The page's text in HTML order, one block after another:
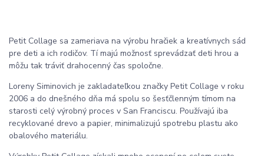
Petit Collage sa zameriava na výrobu hračiek a kreatívnych sád
pre deti a ich rodičov. Tí majú možnosť sprevádzať deti hrou a
môžu tak tráviť drahocenný čas spoločne.
Loreny Siminovich je zakladateľkou značky Petit Collage v roku
2006 a do dnešného dňa má spolu so šesťčlenným tímom na
starosti celý výrobný proces v San Franciscu. Používajú iba
recyklované drevo a papier, minimalizujú spotrebu plastu ako
obalového materiálu.